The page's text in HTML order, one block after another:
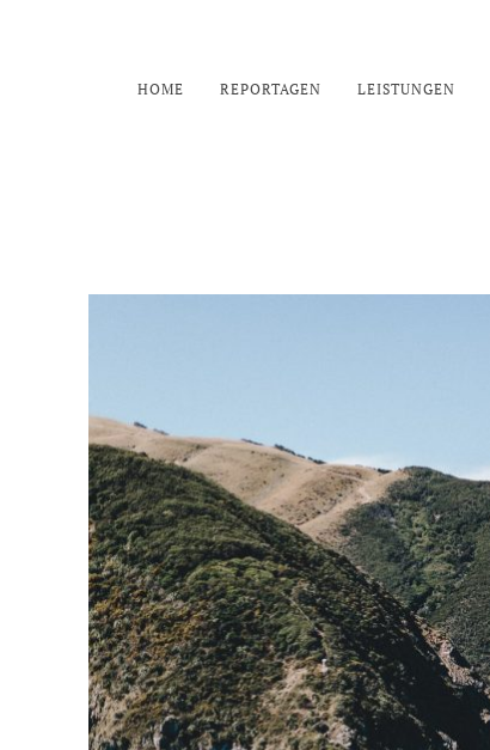
HOME REPORTAGEN LEISTUNGEN